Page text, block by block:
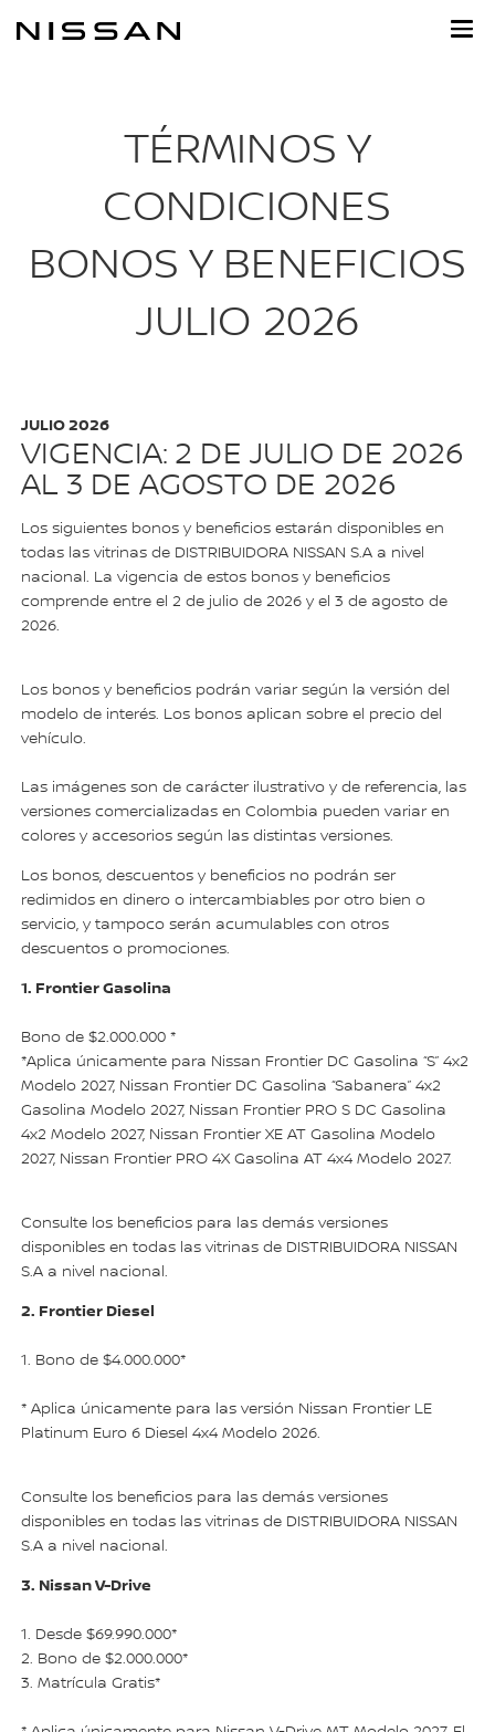
TÉRMINOS Y
CONDICIONES
BONOS Y BENEFICIOS
JULIO 2026
VIGENCIA: 2 DE JULIO DE 2026
AL 3 DE AGOSTO DE 2026
JULIO 2026
Los siguientes bonos y beneficios estarán disponibles en
todas las vitrinas de DISTRIBUIDORA NISSAN S.A a nivel
nacional. La vigencia de estos bonos y beneficios
comprende entre el 2 de julio de 2026 y el 3 de agosto de
2026.
Los bonos y beneficios podrán variar según la versión del
modelo de interés. Los bonos aplican sobre el precio del
vehículo.
Las imágenes son de carácter ilustrativo y de referencia, las
versiones comercializadas en Colombia pueden variar en
colores y accesorios según las distintas versiones.
Los bonos, descuentos y beneficios no podrán ser
redimidos en dinero o intercambiables por otro bien o
servicio, y tampoco serán acumulables con otros
descuentos o promociones.
1. Frontier Gasolina
Bono de $2.000.000 *
*Aplica únicamente para Nissan Frontier DC Gasolina “S” 4x2
Modelo 2027, Nissan Frontier DC Gasolina “Sabanera” 4x2
Gasolina Modelo 2027, Nissan Frontier PRO S DC Gasolina
4x2 Modelo 2027, Nissan Frontier XE AT Gasolina Modelo
2027, Nissan Frontier PRO 4X Gasolina AT 4x4 Modelo 2027.
Consulte los beneficios para las demás versiones
disponibles en todas las vitrinas de DISTRIBUIDORA NISSAN
S.A a nivel nacional.
2. Frontier Diesel
1. Bono de $4.000.000*
* Aplica únicamente para las versión Nissan Frontier LE
Platinum Euro 6 Diesel 4x4 Modelo 2026.
Consulte los beneficios para las demás versiones
disponibles en todas las vitrinas de DISTRIBUIDORA NISSAN
S.A a nivel nacional.
3. Nissan V-Drive
1. Desde $69.990.000*
2. Bono de $2.000.000*
3. Matrícula Gratis*